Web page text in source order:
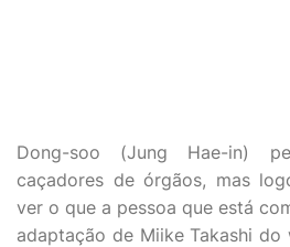
Dong-soo (Jung Hae-in)
caçadores de órgãos, mas
ver o que a pessoa que está
adaptação de Miike Takashi